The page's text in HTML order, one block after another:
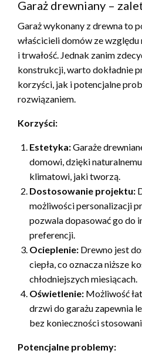
Garaż drewniany –
Garaż wykonany z drewna to
właścicieli domów ze
i trwałość. Jednak zanim
konstrukcji, warto dokładnie
korzyści, jak i potencjalne
rozwiązaniem.
Korzyści:
Estetyka:Garaże
domowi, dzięki
klimatowi, jaki tworzą.
Dostosowanie projektu:
możliwości personalizacji
pozwala dopasować go do
preferencji.
Ocieplenie: Drewno jest
ciepła, co oznacza niższe
chłodniejszych miesiącach.
Oświetlenie: Możliwość
drzwi do garażu zapewnia
bez konieczności
Potencjalne problemy: